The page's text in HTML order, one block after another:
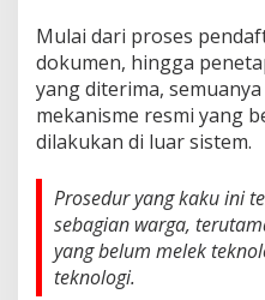
n
g
e
u
a
n
Mulai dari proses
dokumen, hingga
yang diterima,
mekanisme resmi yang
dilakukan di luar sistem.
Prosedur yang kaku ini
sebagian warga,
yang belum melek
teknologi.